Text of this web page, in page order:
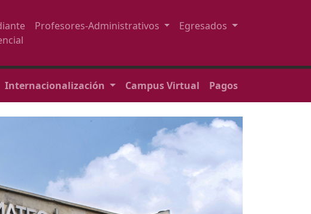
Profesores-Administrativos Egresados
Internacionalización Campus Virtual Pagos